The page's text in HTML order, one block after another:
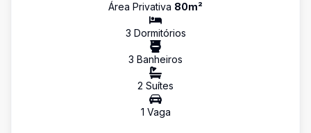
Área Privativa 80m²
3 Dormitórios
3 Banheiros
2 Suítes
1 Vaga